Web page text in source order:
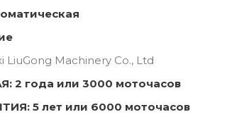
LiuGong Machinery Co., Ltd
2 года или 3000 моточасов
5 лет или 6000 моточасов